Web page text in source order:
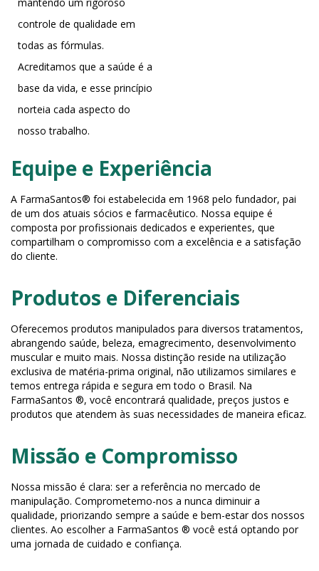
controle de qualidade em
todas as fórmulas.
Acreditamos que a saúde é a
base da vida, e esse princípio
norteia cada aspecto do
nosso trabalho.
Equipe e Experiência
A FarmaSantos® foi estabelecida em 1968 pelo fundador, pai
de um dos atuais sócios e farmacêutico. Nossa equipe é
composta por profissionais dedicados e experientes, que
compartilham o compromisso com a excelência e a satisfação
do cliente.
Produtos e Diferenciais
Oferecemos produtos manipulados para diversos tratamentos,
abrangendo saúde, beleza, emagrecimento, desenvolvimento
muscular e muito mais. Nossa distinção reside na utilização
exclusiva de matéria-prima original, não utilizamos similares e
temos entrega rápida e segura em todo o Brasil. Na
FarmaSantos ®, você encontrará qualidade, preços justos e
produtos que atendem às suas necessidades de maneira eficaz.
Missão e Compromisso
Nossa missão é clara: ser a referência no mercado de
manipulação. Comprometemo-nos a nunca diminuir a
qualidade, priorizando sempre a saúde e bem-estar dos nossos
clientes. Ao escolher a FarmaSantos ® você está optando por
uma jornada de cuidado e confiança.